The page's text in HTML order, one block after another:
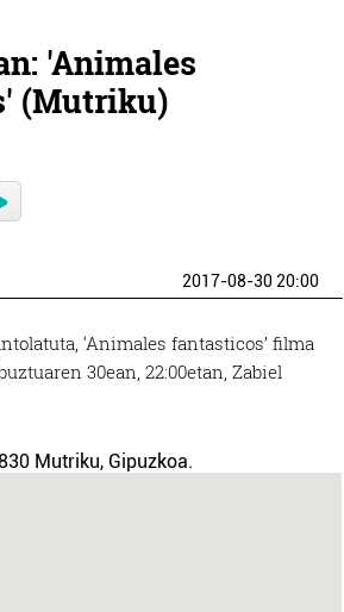
'Animales
(Mutriku)
2017-08-30 20:00
‘Animales fantasticos’ filma
30ean, 22:00etan, Zabiel
Mutriku, Gipuzkoa.